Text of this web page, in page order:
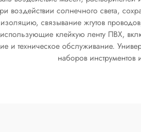
воздействии солнечного света,
связывание жгутов
клейкую ленту ПВХ,
и техническое обслуживание.
наборов